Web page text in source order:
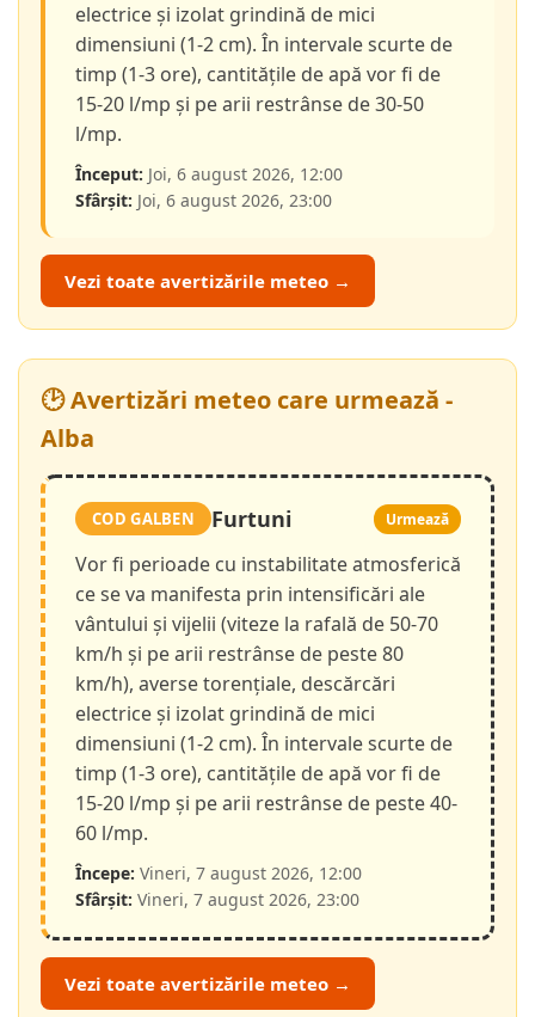
electrice și izolat grindină de mici
dimensiuni (1-2 cm). În intervale scurte de
timp (1-3 ore), cantitățile de apă vor fi de
15-20 l/mp și pe arii restrânse de 30-50
l/mp.
Început: Joi, 6 august 2026, 12:00
Sfârșit: Joi, 6 august 2026, 23:00
Vezi toate avertizările meteo →
🕑 Avertizări meteo care urmează -
Alba
COD GALBEN Furtuni Urmează
Vor fi perioade cu instabilitate atmosferică
ce se va manifesta prin intensificări ale
vântului și vijelii (viteze la rafală de 50-70
km/h și pe arii restrânse de peste 80
km/h), averse torențiale, descărcări
electrice și izolat grindină de mici
dimensiuni (1-2 cm). În intervale scurte de
timp (1-3 ore), cantitățile de apă vor fi de
15-20 l/mp și pe arii restrânse de peste 40-
60 l/mp.
Începe: Vineri, 7 august 2026, 12:00
Sfârșit: Vineri, 7 august 2026, 23:00
Vezi toate avertizările meteo →